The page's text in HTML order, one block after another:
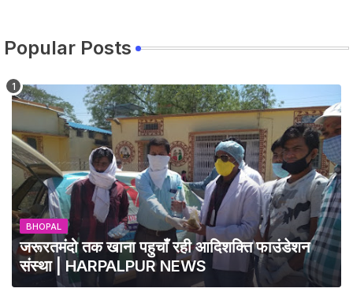
Popular Posts
BHOPAL
जरूरतमंदो तक खाना पहुचाँ रही आदिशक्ति फाउंडेशन
संस्था | HARPALPUR NEWS